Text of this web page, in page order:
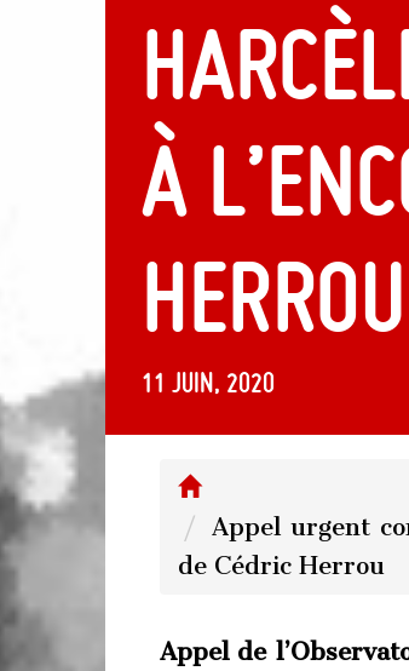
à
Herrou
11 juin, 2020
Appel urgent
de Cédric Herrou
Appel de